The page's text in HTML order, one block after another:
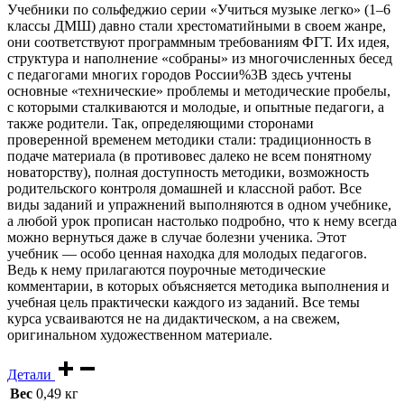
Учебники по сольфеджио серии «Учиться музыке легко» (1–6
классы ДМШ) давно стали хрестоматийными в своем жанре,
они соответствуют программным требованиям ФГТ. Их идея,
структура и наполнение «собраны» из многочисленных бесед
с педагогами многих городов России%3B здесь учтены
основные «технические» проблемы и методические пробелы,
с которыми сталкиваются и молодые, и опытные педагоги, а
также родители. Так, определяющими сторонами
проверенной временем методики стали: традиционность в
подаче материала (в противовес далеко не всем понятному
новаторству), полная доступность методики, возможность
родительского контроля домашней и классной работ. Все
виды заданий и упражнений выполняются в одном учебнике,
а любой урок прописан настолько подробно, что к нему всегда
можно вернуться даже в случае болезни ученика. Этот
учебник — особо ценная находка для молодых педагогов.
Ведь к нему прилагаются поурочные методические
комментарии, в которых объясняется методика выполнения и
учебная цель практически каждого из заданий. Все темы
курса усваиваются не на дидактическом, а на свежем,
оригинальном художественном материале.
Детали
Вес 0,49 кг